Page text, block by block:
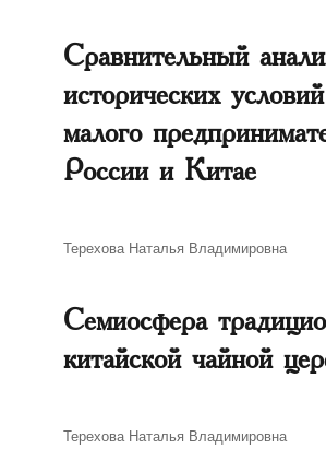
Сравнительный
исторических
малого
России и Китае
Автор
Терехова Наталья Владимировна
Семиосфера
китайской чайной
Автор
Терехова Наталья Владимировна